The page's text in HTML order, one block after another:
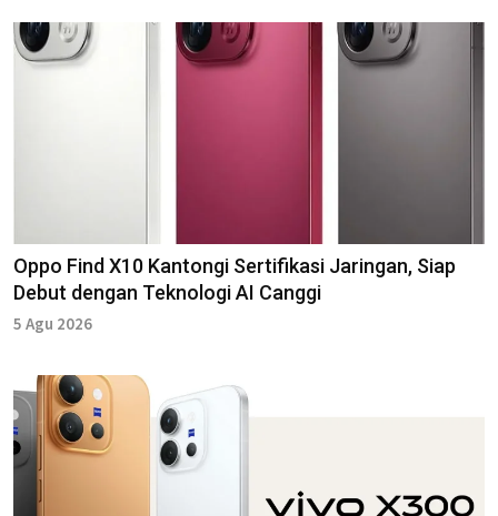
Oppo Find X10 Kantongi Sertifikasi Jaringan, Siap
Debut dengan Teknologi AI Canggi
5 Agu 2026